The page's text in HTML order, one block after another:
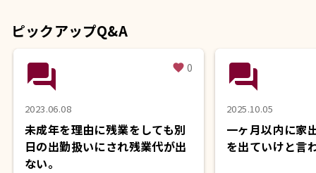
ピックアップQ&A
question_answer favorite 0
2023.06.08
未成年を理由に残業をしても別
日の出勤扱いにされ残業代が出
ない。
question_answer
2025.10.05
一ヶ月以内に家
を出ていけと言